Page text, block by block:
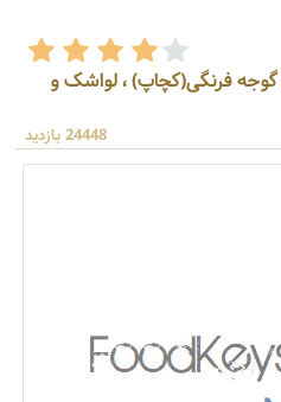
فرنگی(کچاپ) ، لواشک و
24448 بازدید